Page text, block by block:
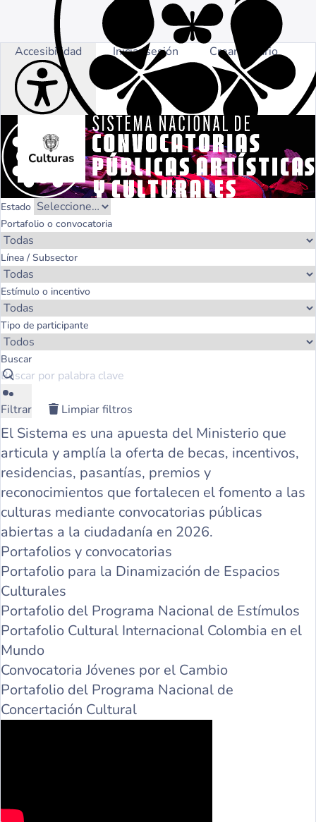
Accesibilidad Iniciar sesión Crear usuario
Estado
Portafolio o convocatoria
Línea / Subsector
Estímulo o incentivo
Tipo de participante
Buscar
Filtrar Limpiar filtros
El Sistema es una apuesta del Ministerio que
articula y amplía la oferta de becas, incentivos,
residencias, pasantías, premios y
reconocimientos que fortalecen el fomento a las
culturas mediante convocatorias públicas
abiertas a la ciudadanía en 2026.
Portafolios y convocatorias
Portafolio para la Dinamización de Espacios
Culturales
Portafolio del Programa Nacional de Estímulos
Portafolio Cultural Internacional Colombia en el
Mundo
Convocatoria Jóvenes por el Cambio
Portafolio del Programa Nacional de
Concertación Cultural